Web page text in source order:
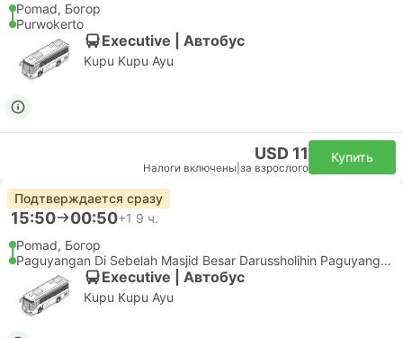
Pomad, Богор
Purwokerto
Executive | Автобус
Kupu Kupu Ayu
USD 11
Налоги включены за взрослого
Купить
Подтверждается сразу
15:50 00:50+1 9 ч.
Pomad, Богор
Paguyangan Di Sebelah Masjid Besar Darussholihin Paguyangan, Bumiayu
Executive | Автобус
Kupu Kupu Ayu